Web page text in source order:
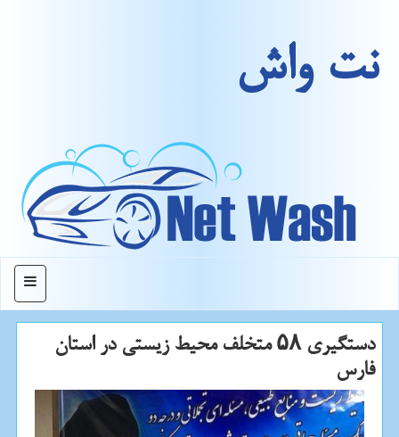
نت واش
منو
دستگیری ۵۸ متخلف محیط زیستی در استان
فارس